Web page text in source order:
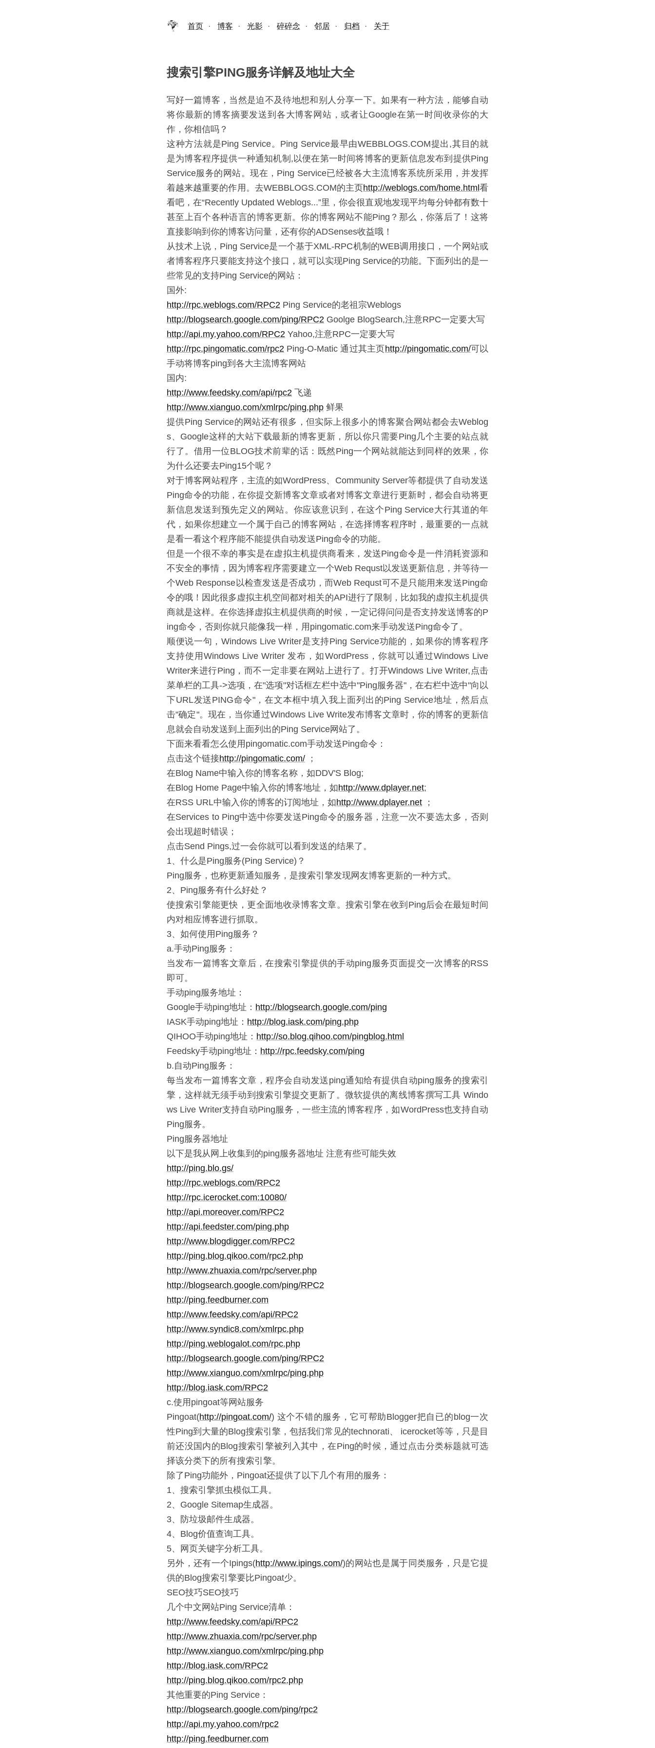
首页 · 博客 · 光影 · 碎碎念 · 邻居 · 归档 · 关于
搜索引擎PING服务详解及地址大全
写好一篇博客，当然是迫不及待地想和别人分享一下。如果有一种方法，能够自动
将你最新的博客摘要发送到各大博客网站，或者让Google在第一时间收录你的大
作，你相信吗？
这种方法就是Ping Service。Ping Service最早由WEBBLOGS.COM提出,其目的就
是为博客程序提供一种通知机制,以便在第一时间将博客的更新信息发布到提供Ping
Service服务的网站。现在，Ping Service已经被各大主流博客系统所采用，并发挥
着越来越重要的作用。去WEBBLOGS.COM的主页http://weblogs.com/home.html看
看吧，在“Recently Updated Weblogs...”里，你会很直观地发现平均每分钟都有数十
甚至上百个各种语言的博客更新。你的博客网站不能Ping？那么，你落后了！这将
直接影响到你的博客访问量，还有你的ADSenses收益哦！
从技术上说，Ping Service是一个基于XML-RPC机制的WEB调用接口，一个网站或
者博客程序只要能支持这个接口，就可以实现Ping Service的功能。下面列出的是一
些常见的支持Ping Service的网站：
国外:
http://rpc.weblogs.com/RPC2 Ping Service的老祖宗Weblogs
http://blogsearch.google.com/ping/RPC2 Goolge BlogSearch,注意RPC一定要大写
http://api.my.yahoo.com/RPC2 Yahoo,注意RPC一定要大写
http://rpc.pingomatic.com/rpc2 Ping-O-Matic 通过其主页http://pingomatic.com/可以
手动将博客ping到各大主流博客网站
国内:
http://www.feedsky.com/api/rpc2 飞递
http://www.xianguo.com/xmlrpc/ping.php 鲜果
提供Ping Service的网站还有很多，但实际上很多小的博客聚合网站都会去Weblog
s、Google这样的大站下载最新的博客更新，所以你只需要Ping几个主要的站点就
行了。借用一位BLOG技术前辈的话：既然Ping一个网站就能达到同样的效果，你
为什么还要去Ping15个呢？
对于博客网站程序，主流的如WordPress、Community Server等都提供了自动发送
Ping命令的功能，在你提交新博客文章或者对博客文章进行更新时，都会自动将更
新信息发送到预先定义的网站。你应该意识到，在这个Ping Service大行其道的年
代，如果你想建立一个属于自己的博客网站，在选择博客程序时，最重要的一点就
是看一看这个程序能不能提供自动发送Ping命令的功能。
但是一个很不幸的事实是在虚拟主机提供商看来，发送Ping命令是一件消耗资源和
不安全的事情，因为博客程序需要建立一个Web Requst以发送更新信息，并等待一
个Web Response以检查发送是否成功，而Web Requst可不是只能用来发送Ping命
令的哦！因此很多虚拟主机空间都对相关的API进行了限制，比如我的虚拟主机提供
商就是这样。在你选择虚拟主机提供商的时候，一定记得问问是否支持发送博客的P
ing命令，否则你就只能像我一样，用pingomatic.com来手动发送Ping命令了。
顺便说一句，Windows Live Writer是支持Ping Service功能的，如果你的博客程序
支持使用Windows Live Writer 发布，如WordPress，你就可以通过Windows Live
Writer来进行Ping，而不一定非要在网站上进行了。打开Windows Live Writer,点击
菜单栏的工具->选项，在"选项"对话框左栏中选中"Ping服务器"，在右栏中选中"向以
下URL发送PING命令"，在文本框中填入我上面列出的Ping Service地址，然后点
击"确定"。现在，当你通过Windows Live Write发布博客文章时，你的博客的更新信
息就会自动发送到上面列出的Ping Service网站了。
下面来看看怎么使用pingomatic.com手动发送Ping命令：
点击这个链接http://pingomatic.com/ ；
在Blog Name中输入你的博客名称，如DDV'S Blog;
在Blog Home Page中输入你的博客地址，如http://www.dplayer.net;
在RSS URL中输入你的博客的订阅地址，如http://www.dplayer.net ；
在Services to Ping中选中你要发送Ping命令的服务器，注意一次不要选太多，否则
会出现超时错误；
点击Send Pings,过一会你就可以看到发送的结果了。
1、什么是Ping服务(Ping Service)？
Ping服务，也称更新通知服务，是搜索引擎发现网友博客更新的一种方式。
2、Ping服务有什么好处？
使搜索引擎能更快，更全面地收录博客文章。搜索引擎在收到Ping后会在最短时间
内对相应博客进行抓取。
3、如何使用Ping服务？
a.手动Ping服务：
当发布一篇博客文章后，在搜索引擎提供的手动ping服务页面提交一次博客的RSS
即可。
手动ping服务地址：
Google手动ping地址： http://blogsearch.google.com/ping
IASK手动ping地址： http://blog.iask.com/ping.php
QIHOO手动ping地址： http://so.blog.qihoo.com/pingblog.html
Feedsky手动ping地址： http://rpc.feedsky.com/ping
b.自动Ping服务：
每当发布一篇博客文章，程序会自动发送ping通知给有提供自动ping服务的搜索引
擎，这样就无须手动到搜索引擎提交更新了。微软提供的离线博客撰写工具 Windo
ws Live Writer支持自动Ping服务，一些主流的博客程序，如WordPress也支持自动
Ping服务。
Ping服务器地址
以下是我从网上收集到的ping服务器地址 注意有些可能失效
http://ping.blo.gs/
http://rpc.weblogs.com/RPC2
http://rpc.icerocket.com:10080/
http://api.moreover.com/RPC2
http://api.feedster.com/ping.php
http://www.blogdigger.com/RPC2
http://ping.blog.qikoo.com/rpc2.php
http://www.zhuaxia.com/rpc/server.php
http://blogsearch.google.com/ping/RPC2
http://ping.feedburner.com
http://www.feedsky.com/api/RPC2
http://www.syndic8.com/xmlrpc.php
http://ping.weblogalot.com/rpc.php
http://blogsearch.google.com/ping/RPC2
http://www.xianguo.com/xmlrpc/ping.php
http://blog.iask.com/RPC2
c.使用pingoat等网站服务
Pingoat(http://pingoat.com/) 这个不错的服务，它可帮助Blogger把自已的blog一次
性Ping到大量的Blog搜索引擎，包括我们常见的technorati、 icerocket等等，只是目
前还没国内的Blog搜索引擎被列入其中，在Ping的时候，通过点击分类标题就可选
择该分类下的所有搜索引擎。
除了Ping功能外，Pingoat还提供了以下几个有用的服务：
1、搜索引擎抓虫模似工具。
2、Google Sitemap生成器。
3、防垃圾邮件生成器。
4、Blog价值查询工具。
5、网页关键字分析工具。
另外，还有一个Ipings(http://www.ipings.com/)的网站也是属于同类服务，只是它提
供的Blog搜索引擎要比Pingoat少。
SEO技巧SEO技巧
几个中文网站Ping Service清单：
http://www.feedsky.com/api/RPC2
http://www.zhuaxia.com/rpc/server.php
http://www.xianguo.com/xmlrpc/ping.php
http://blog.iask.com/RPC2
http://ping.blog.qikoo.com/rpc2.php
其他重要的Ping Service：
http://blogsearch.google.com/ping/rpc2
http://api.my.yahoo.com/rpc2
http://ping.feedburner.com